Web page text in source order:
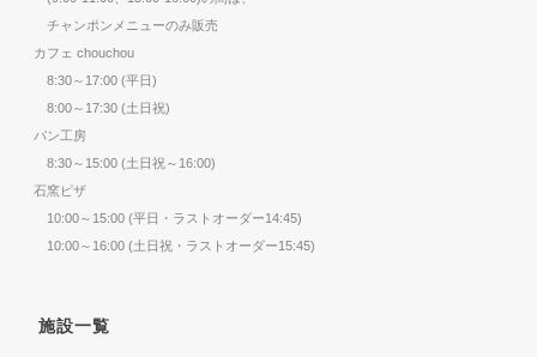
チャンポンメニューのみ販売
カフェ chouchou
8:30～17:00 (平日)
8:00～17:30 (土日祝)
パン工房
8:30～15:00 (土日祝～16:00)
石窯ピザ
10:00～15:00 (平日・ラストオーダー14:45)
10:00～16:00 (土日祝・ラストオーダー15:45)
施設一覧